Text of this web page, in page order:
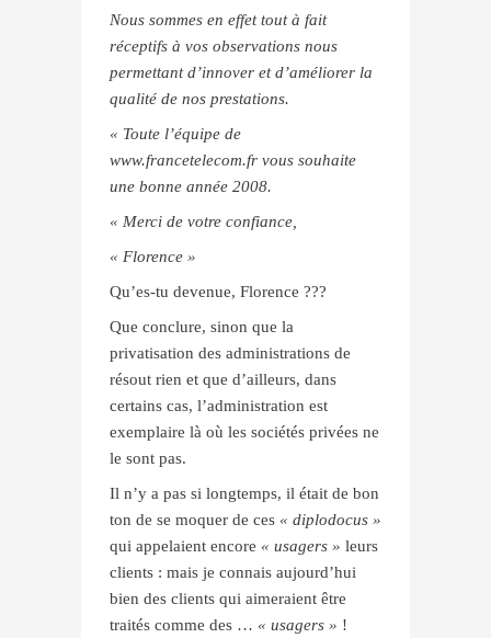
Nous sommes en effet tout à fait
réceptifs à vos observations nous
permettant d’innover et d’améliorer la
qualité de nos prestations.
« Toute l’équipe de
www.francetelecom.fr vous souhaite
une bonne année 2008.
« Merci de votre confiance,
« Florence »
Qu’es-tu devenue, Florence ???
Que conclure, sinon que la
privatisation des administrations de
résout rien et que d’ailleurs, dans
certains cas, l’administration est
exemplaire là où les sociétés privées ne
le sont pas.
Il n’y a pas si longtemps, il était de bon
ton de se moquer de ces « diplodocus »
qui appelaient encore « usagers » leurs
clients : mais je connais aujourd’hui
bien des clients qui aimeraient être
traités comme des … « usagers » !